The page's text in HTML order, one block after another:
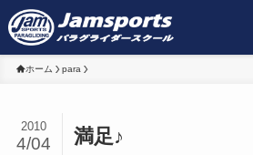
ホーム para
満足♪
2010
4/04